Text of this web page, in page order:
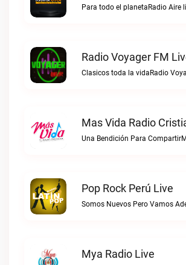
Para todo el planetaRadio Aire
Radio Voyager FM
Clasicos toda la vidaRadio
Mas Vida Radio
Pop Rock Perú Live
Mya Radio Live